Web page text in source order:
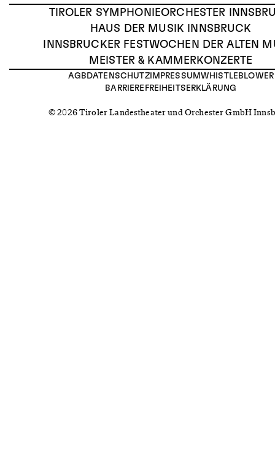
TIROLER SYMPHONIEORCHESTER
HAUS DER MUSIK INNSBRUCK
INNSBRUCKER FESTWOCHEN DER ALTEN
MEISTER & KAMMERKONZERTE
AGB DATENSCHUTZIMPRESSUMWHISTLEBLOWER
BARRIEREFREIHEITSERKLÄRUNG
© 2026 Tiroler Landestheater und Orchester GmbH